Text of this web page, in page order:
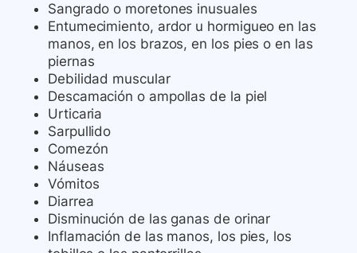
Sangrado o moretones inusuales
Entumecimiento, ardor u hormigueo en las
manos, en los brazos, en los pies o en las
piernas
Debilidad muscular
Descamación o ampollas de la piel
Urticaria
Sarpullido
Comezón
Náuseas
Vómitos
Diarrea
Disminución de las ganas de orinar
Inflamación de las manos, los pies, los